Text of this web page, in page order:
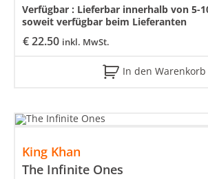
€22.50 inkl. MwSt.
Verfügbar : Lieferbar innerhalb von 5-
soweit verfügbar beim Lieferanten
In den Warenkorb
King Khan
The Infinite Ones